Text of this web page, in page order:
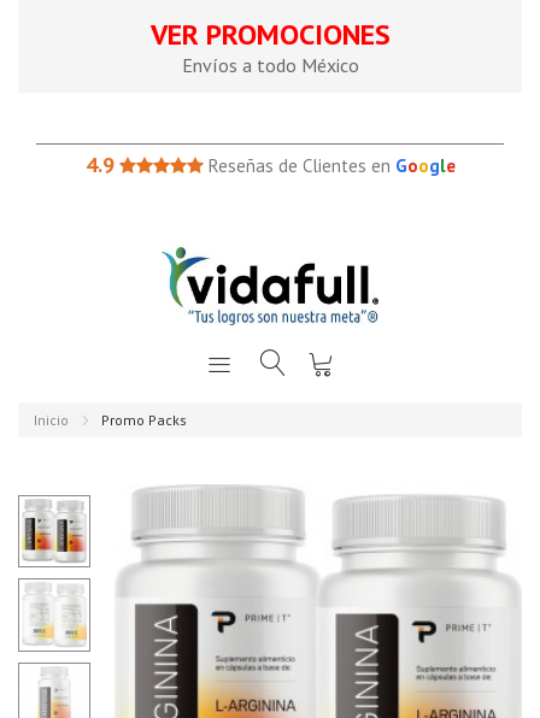
VER PROMOCIONES
Envíos a todo México
4.9 Reseñas de Clientes en Google
Inicio Promo Packs